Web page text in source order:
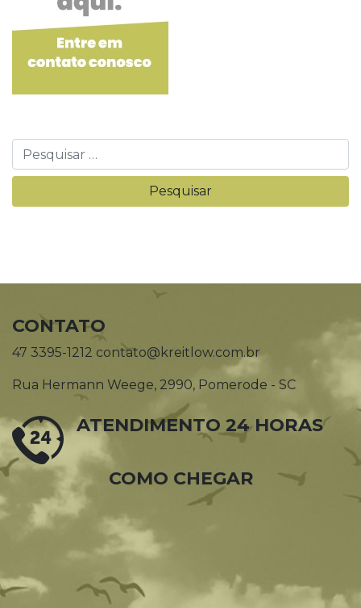
CONTATO
47 3395-1212 contato@kreitlow.com.br
Rua Hermann Weege, 2990, Pomerode - SC
ATENDIMENTO 24 HORAS
COMO CHEGAR